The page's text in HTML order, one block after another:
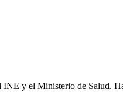
INE y el Ministerio de Salud.